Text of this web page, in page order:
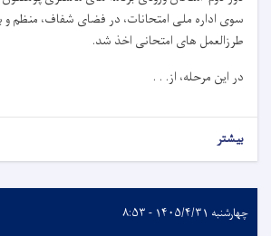
سوی اداره ملی امتحانات، در فضای شفاف، منظم و
طرزالعمل ‌های امتحانی اخذ شد.
در این مرحله، از. . .
بیشتر
چهارشنبه ۱۴۰۵/۴/۳۱ - ۸:۵۳